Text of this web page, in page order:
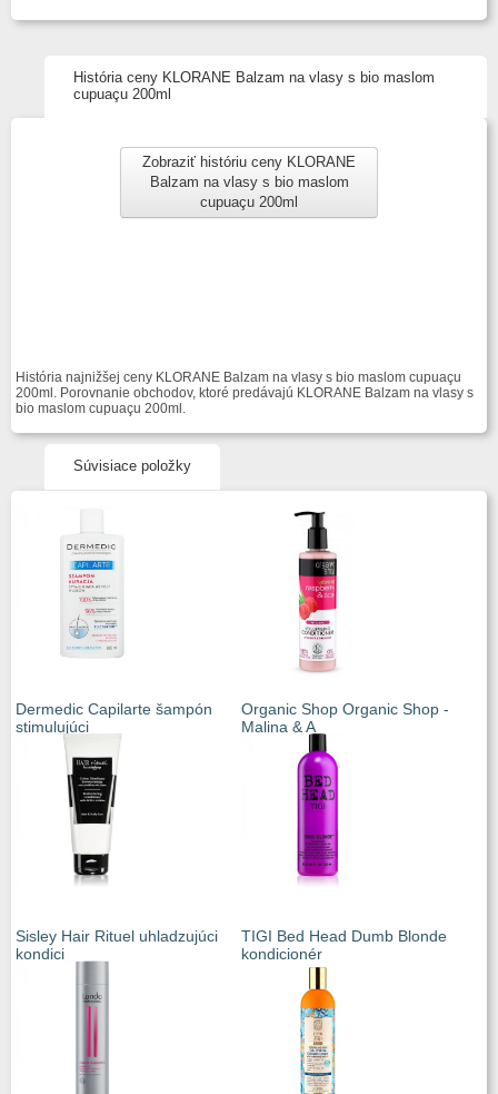
História ceny KLORANE Balzam na vlasy s bio maslom
cupuaçu 200ml
Zobraziť históriu ceny KLORANE
Balzam na vlasy s bio maslom
cupuaçu 200ml
História najnižšej ceny KLORANE Balzam na vlasy s bio maslom cupuaçu
200ml. Porovnanie obchodov, ktoré predávajú KLORANE Balzam na vlasy s
bio maslom cupuaçu 200ml.
Súvisiace položky
Dermedic Capilarte šampón
stimulujúci
Organic Shop Organic Shop -
Malina & A
Sisley Hair Rituel uhladzujúci
kondici
TIGI Bed Head Dumb Blonde
kondicionér